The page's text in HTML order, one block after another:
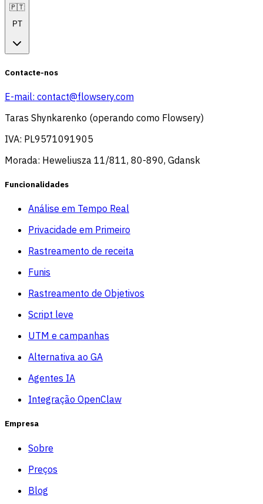
🇵🇹
PT
Contacte-nos
E-mail: contact@flowsery.com
Taras Shynkarenko (operando como Flowsery)
IVA: PL9571091905
Morada: Heweliusza 11/811, 80-890, Gdansk
Funcionalidades
Análise em Tempo Real
Privacidade em Primeiro
Rastreamento de receita
Funis
Rastreamento de Objetivos
Script leve
UTM e campanhas
Alternativa ao GA
Agentes IA
Integração OpenClaw
Empresa
Sobre
Preços
Blog